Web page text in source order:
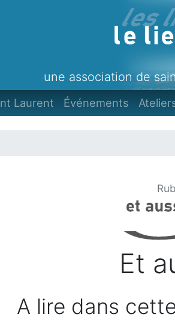
une association de
Laurent Événements
Et
A lire dans